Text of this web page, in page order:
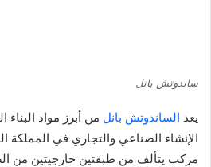
ساندوتش بانل
يعد الساندوتش بانل من أبرز مواد
الإنشاء الصناعي والتجاري في المملكة
مركب يتألف من طبقتين خارجيتين من